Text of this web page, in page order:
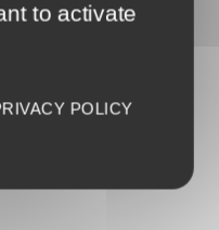
to activate
POLICY